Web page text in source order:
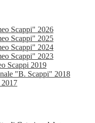
Scappi" 2026
Scappi" 2025
Scappi" 2024
Scappi" 2023
Scappi 2019
"B. Scappi" 2018